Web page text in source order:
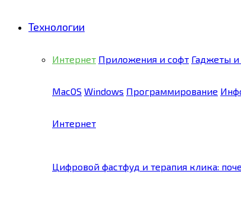
Технологии
Интернет Приложения и софт Гаджеты и
MacOS Windows Программирование
Интернет
Цифровой фастфуд и терапия клика: